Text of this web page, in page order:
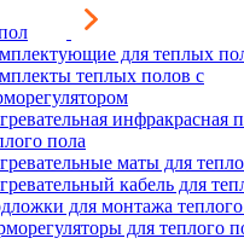
для теплых
теплых полов с
инфракрасная
пола
маты для
кабель для
для монтажа
для теплого